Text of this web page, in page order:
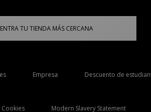
TU TIENDA MÁS CERCANA
Empresa Descuento de
Modern Slavery Statement